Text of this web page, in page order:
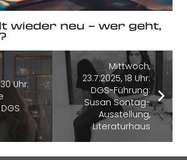
wieder neu – wer geht,
Uhr:
Mittwoch,
23.7.2025, 18 Uhr:
DGS-Führung:
Susan Sontag-
Ausstellung,
Literaturhaus